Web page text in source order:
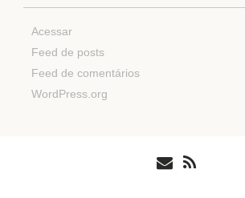
Acessar
Feed de posts
Feed de comentários
WordPress.org